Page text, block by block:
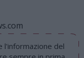
l'informazione del